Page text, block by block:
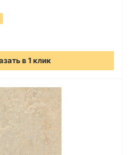
в 1 клик